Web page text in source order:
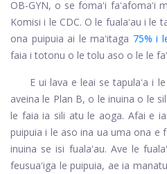
OB-GYN, o se fomaʻi
Komisi i le CDC. O le fualaʻau i le
ona puipuia ai le maʻitaga 75% i
faia i totonu o le tolu aso o le le
E ui lava e leai se tapulaʻa i
aveina le Plan B, o le inuina o le
le faia ia sili atu le aoga. Afai e
puipuia i le aso ina ua uma ona e
inuina se isi fualaʻau. Ave le
feusuaʻiga le puipuia, ae ia